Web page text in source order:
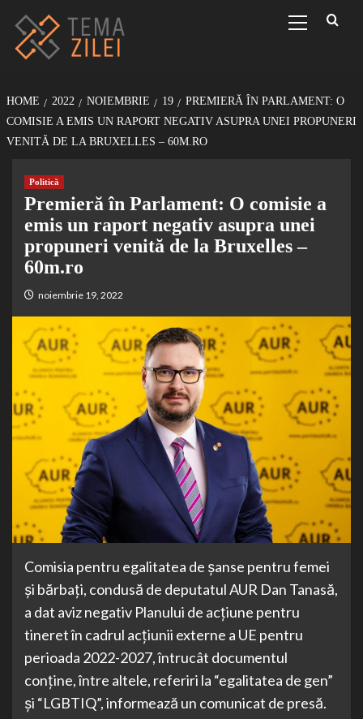
conținut
Menu
HOME 2022 NOIEMBRIE 19
PREMIERĂ ÎN PARLAMENT: O
COMISIE A EMIS UN RAPORT NEGATIV ASUPRA UNEI PROPUNERI
VENITĂ DE LA BRUXELLES – 60M.RO
Politică
Premieră în Parlament: O comisie a
emis un raport negativ asupra unei
propuneri venită de la Bruxelles –
60m.ro
noiembrie 19, 2022
Comisia pentru egalitatea de șanse pentru femei
și bărbați, condusă de deputatul AUR Dan Tanasă,
a dat aviz negativ Planului de acțiune pentru
tineret în cadrul acțiunii externe a UE pentru
perioada 2022-2027, întrucât documentul
conține, între altele, referiri la “egalitatea de gen”
și “LGBTIQ”, informează un comunicat de presă.